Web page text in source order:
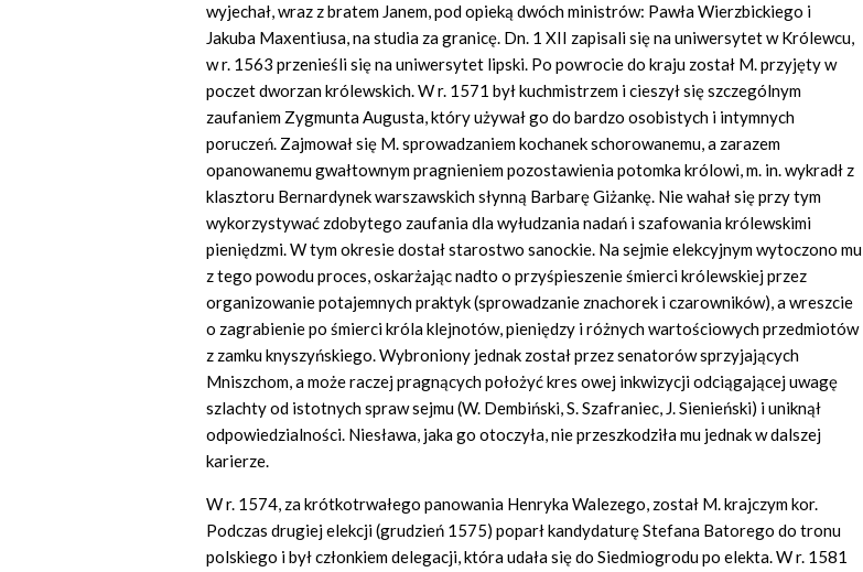
wyjechał, wraz z bratem Janem, pod opieką dwóch ministrów: Pawła Wierzbickiego i
Jakuba Maxentiusa,na studia za granicę. Dn. 1 XII zapisali się na uniwersytet w Królewcu,
w r. 1563 przenieśli się na uniwersytet lipski. Po powrocie do kraju został M. przyjęty w
poczet dworzan królewskich. W r. 1571 był kuchmistrzem i cieszył się szczególnym
zaufaniem Zygmunta Augusta, który używał go do bardzo osobistych i intymnych
poruczeń. Zajmował się M. sprowadzaniem kochanek schorowanemu, a zarazem
opanowanemu gwałtownym pragnieniem pozostawienia potomka królowi, m. in. wykradł z
klasztoru Bernardynek warszawskich słynną Barbarę Giżankę. Nie wahał się przy tym
wykorzystywać zdobytego zaufania dla wyłudzania nadań i szafowania królewskimi
pieniędzmi. W tym okresie dostał starostwo sanockie. Na sejmie elekcyjnym wytoczono mu
z tego powodu proces, oskarżając nadto o przyśpieszenie śmierci królewskiej przez
organizowanie potajemnych praktyk (sprowadzanie znachorek i czarowników), a wreszcie
o zagrabienie po śmierci króla klejnotów, pieniędzy i różnych wartościowych przedmiotów
z zamku knyszyńskiego. Wybroniony jednak został przez senatorów sprzyjających
Mniszchom, a może raczej pragnących położyć kres owej inkwizycji odciągającej uwagę
szlachty od istotnych spraw sejmu (W. Dembiński, S. Szafraniec, J. Sienieński) i uniknął
odpowiedzialności. Niesława, jaka go otoczyła, nie przeszkodziła mu jednak w dalszej
karierze.
W r. 1574, za krótkotrwałego panowania Henryka Walezego, został M. krajczym kor.
Podczas drugiej elekcji (grudzień 1575) poparł kandydaturę Stefana Batorego do tronu
polskiego i był członkiem delegacji, która udała się do Siedmiogrodu po elekta. W r. 1581